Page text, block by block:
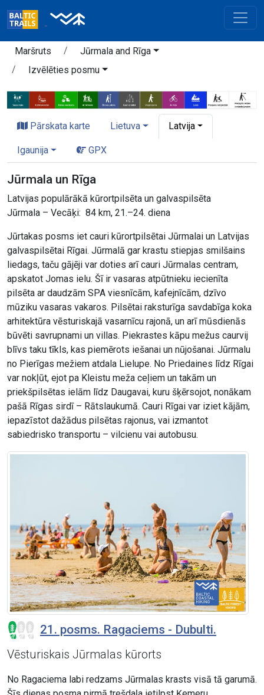
Maršruts
Jūrmala and Rīga
Izvēlēties posmu
Pārskata karte Lietuva Latvija
Igaunija GPX
Jūrmala un Rīga
Latvijas populārākā kūrortpilsēta un galvaspilsēta
Jūrmala – Vecāķi: 84 km, 21.–24. diena
Jūrtakas posms iet cauri kūrortpilsētai Jūrmalai un Latvijas
galvaspilsētai Rīgai. Jūrmalā gar krastu stiepjas smilšains
liedags, taču gājēji var doties arī cauri Jūrmalas centram,
apskatot Jomas ielu. Šī ir vasaras atpūtnieku iecienīta
pilsēta ar daudzām SPA viesnīcām, kafejnīcām, dzīvo
mūziku vasaras vakaros. Pilsētai raksturīga savdabīga koka
arhitektūra vēsturiskajā vasarnīcu rajonā, un arī mūsdienās
būvēti savrupnami un villas. Piekrastes kāpu mežus caurvij
blīvs taku tīkls, kas piemērots iešanai un nūjošanai. Jūrmalu
no Pierīgas mežiem atdala Lielupe. No Priedaines līdz Rīgai
var nokļūt, ejot pa Kleistu meža ceļiem un takām un
priekšpilsētas ielām līdz Daugavai, kuru šķērsojot, nonākam
pašā Rīgas sirdī – Rātslaukumā. Cauri Rīgai var iziet kājām,
iepazīstot dažādus pilsētas rajonus, vai izmantot
sabiedrisko transportu – vilcienu vai autobusu.
21. posms. Ragaciems - Dubulti.
Vēsturiskais Jūrmalas kūrorts
No Ragaciema labi redzams Jūrmalas krasts visā tā garumā.